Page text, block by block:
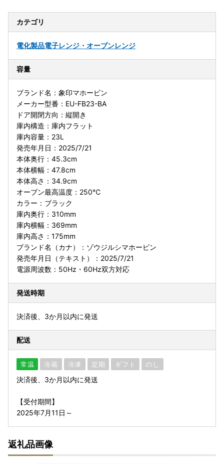
カテゴリ
電化製品電子レンジ・オーブンレンジ
容量
ブランド名：象印マホービン
メーカー型番：EU-FB23-BA
ドア開閉方向：縦開き
庫内構造：庫内フラット
庫内容量：23L
発売年月日：2025/7/21
本体奥行：45.3cm
本体横幅：47.8cm
本体高さ：34.9cm
オーブン最高温度：250℃
カラー：ブラック
庫内奥行：310mm
庫内横幅：369mm
庫内高さ：175mm
ブランド名（カナ）：ゾウジルシマホービン
発売年月日（テキスト）：2025/7/21
電源周波数：50Hz・60Hz双方対応
発送時期
決済後、3か月以内に発送
配送
常温 冷蔵 冷凍 定期 ギフト のし
決済後、3か月以内に発送
【受付期間】
2025年7月11日～
返礼品画像